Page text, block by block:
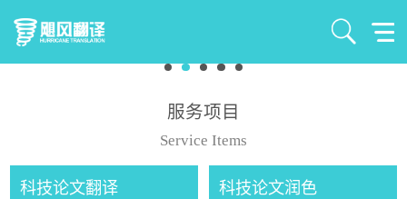
服务项目
Service Items
科技论文翻译 科技论文润色